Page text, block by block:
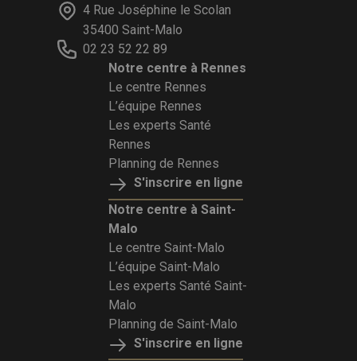
4 Rue Joséphine le Scolan
35400 Saint-Malo
02 23 52 22 89
Notre centre à Rennes
Le centre Rennes
L’équipe Rennes
Les experts Santé
Rennes
Planning de Rennes
S'inscrire en ligne
Notre centre à Saint-
Malo
Le centre Saint-Malo
L’équipe Saint-Malo
Les experts Santé Saint-
Malo
Planning de Saint-Malo
S'inscrire en ligne